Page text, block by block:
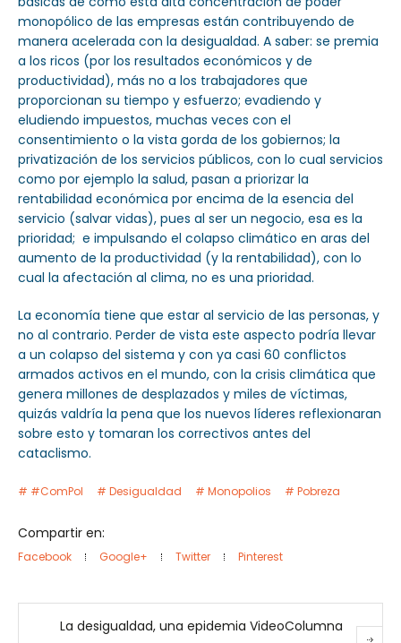
monopólico de las empresas están contribuyendo de
manera acelerada con la desigualdad. A saber: se premia
a los ricos (por los resultados económicos y de
productividad), más no a los trabajadores que
proporcionan su tiempo y esfuerzo; evadiendo y
eludiendo impuestos, muchas veces con el
consentimiento o la vista gorda de los gobiernos; la
privatización de los servicios públicos, con lo cual servicios
como por ejemplo la salud, pasan a priorizar la
rentabilidad económica por encima de la esencia del
servicio (salvar vidas), pues al ser un negocio, esa es la
prioridad; e impulsando el colapso climático en aras del
aumento de la productividad (y la rentabilidad), con lo
cual la afectación al clima, no es una prioridad.
La economía tiene que estar al servicio de las personas, y
no al contrario. Perder de vista este aspecto podría llevar
a un colapso del sistema y con ya casi 60 conflictos
armados activos en el mundo, con la crisis climática que
genera millones de desplazados y miles de víctimas,
quizás valdría la pena que los nuevos líderes reflexionaran
sobre esto y tomaran los correctivos antes del
cataclismo.
#ComPol Desigualdad Monopolios Pobreza
Compartir en:
Facebook Google+ Twitter Pinterest
La desigualdad, una epidemia VideoColumna